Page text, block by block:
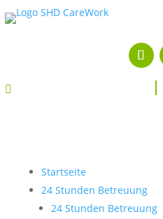

Startseite
24 Stunden Betreuung
24 Stunden Betreuung